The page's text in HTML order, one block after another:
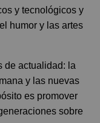
y tecnológicos y
humor y las artes
de actualidad: la
y las nuevas
es promover
sobre